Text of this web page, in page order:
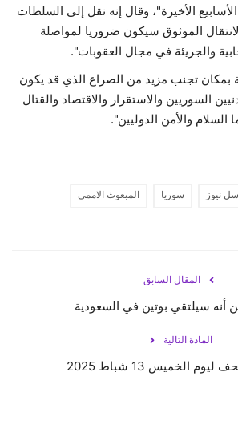
الأخيرة"، وقال إنه نقل إلى السلطات
الموثوق سيكون ضروريا لمواصلة
والجريئة في مجال العقوبات".
بمكان تجنب مزيد من الصراع الذي قد يكون
السوريين والاستقرار والاقتصاد والقتال
والأمن الدوليين".
نيوز سوريا المبعوث الاممي
المقال السابق
أنه سيلتقي بوتين في السعودية
المادة التالية
الخميس 13 شباط 2025